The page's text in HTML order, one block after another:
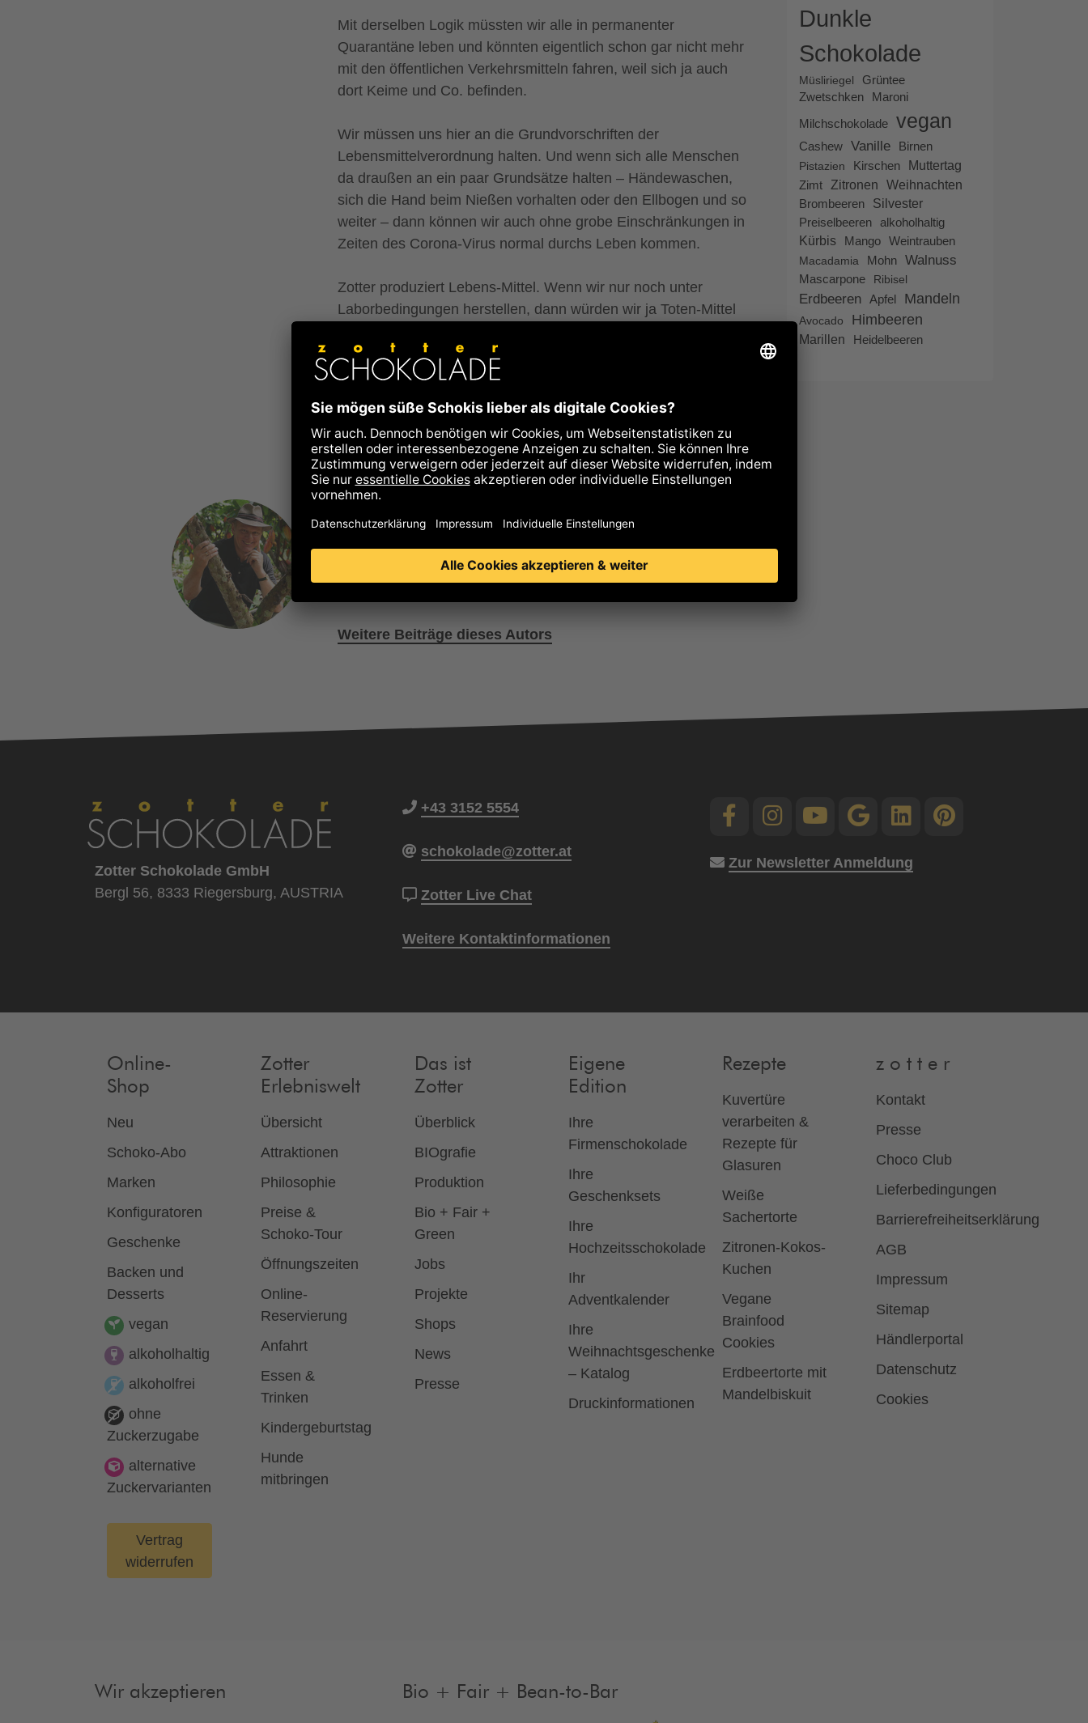
Mit derselben Logik müssten wir alle in permanenter
Quarantäne leben und könnten eigentlich schon gar nicht mehr
mit den öffentlichen Verkehrsmitteln fahren, weil sich ja auch
dort Keime und Co. befinden.
Wir müssen uns hier an die Grundvorschriften der
Lebensmittelverordnung halten. Und wenn sich alle Menschen
da draußen an ein paar Grundsätze halten – Händewaschen,
sich die Hand beim Nießen vorhalten oder den Ellbogen und so
weiter – dann können wir auch ohne grobe Einschränkungen in
Zeiten des Corona-Virus normal durchs Leben kommen.
Zotter produziert Lebens-Mittel. Wenn wir nur noch unter
Laborbedingungen herstellen, dann würden wir ja Toten-Mittel
so vielen Dingen heißt es auch bei der Hygiene: Alles mit Maß
und Ziel sowie in einem sinnvollen Rahmen.
Dunkle
Schokolade
Müsliriegel
Grüntee
Zwetschken
Maroni
Milchschokolade vegan
Cashew Vanille Birnen
Pistazien Kirschen
Muttertag
Zimt
Zitronen Weihnachten
Brombeeren
Silvester
Preiselbeeren alkoholhaltig
Kürbis
Mango
Weintrauben
Macadamia
Mohn Walnuss
Mascarpone Ribisel
Erdbeeren Apfel Mandeln
Avocado Himbeeren
Marillen Heidelbeeren
Über: Josef Zotter
Chocolatier, Bio-Landwirt und Andersmacher. Josef Zotter ist
gelernter Koch und Kellner, Konditormeister, war längere Zeit
Koch und Küchenchef in verschiedenen Hotels der Luxusklasse
unter anderem auch in New York. Josef Zotter ist verheiratet mit
Weitere Beiträge dieses Autors
Zotter Schokolade GmbH
Bergl 56, 8333 Riegersburg, AUSTRIA
+43 3152 5554
schokolade@zotter.at
Zotter Live Chat
Weitere Kontaktinformationen
Zur Newsletter Anmeldung
Online-
Shop
Neu
Schoko-Abo
Marken
Konfiguratoren
Geschenke
Backen und
Desserts
vegan
alkoholhaltig
alkoholfrei
ohne
Zuckerzugabe
alternative
Zuckervarianten
Vertrag
widerrufen
Zotter
Erlebniswelt
Übersicht
Attraktionen
Philosophie
Preise &
Schoko-Tour
Öffnungszeiten
Online-
Reservierung
Anfahrt
Essen &
Trinken
Kindergeburtstag
Hunde
mitbringen
Das ist
Zotter
Überblick
BIOgrafie
Produktion
Bio + Fair +
Green
Jobs
Projekte
Shops
News
Presse
Eigene
Edition
Ihre
Firmenschokolade
Ihre
Geschenksets
Ihre
Hochzeitsschokolade
Ihr
Adventkalender
Ihre
Weihnachtsgeschenke
– Katalog
Druckinformationen
Rezepte
Kuvertüre
verarbeiten &
Rezepte für
Glasuren
Weiße
Sachertorte
Zitronen-Kokos-
Kuchen
Vegane
Brainfood
Cookies
Erdbeertorte mit
Mandelbiskuit
z o t t e r
Kontakt
Presse
Choco Club
Lieferbedingungen
Barrierefreiheitserklärung
AGB
Impressum
Sitemap
Händlerportal
Datenschutz
Cookies
Wir akzeptieren Bio + Fair + Bean-to-Bar